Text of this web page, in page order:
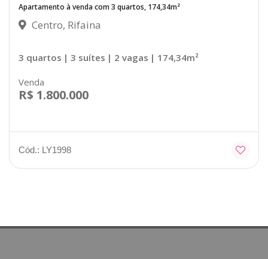
Apartamento à venda com 3 quartos, 174,34m²
Centro, Rifaina
3 quartos | 3 suítes | 2 vagas | 174,34m²
Venda
R$ 1.800.000
Cód.: LY1998